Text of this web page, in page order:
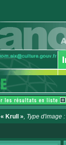
« Krull », Type d'image :